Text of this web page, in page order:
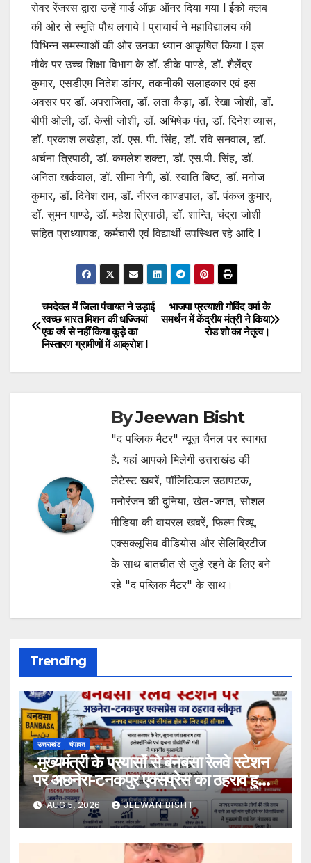
रोवर रेंजरस द्वारा उन्हें गार्ड ऑफ़ ऑनर दिया गया l ईको क्लब
की ओर से स्मृति पौध लगाये l प्राचार्य ने महाविद्यालय की
विभिन्न समस्याओं की ओर उनका ध्यान आकृषित किया l इस
मौके पर उच्च शिक्षा विभाग के डॉ. डीके पाण्डे, डॉ. शैलेंद्र
कुमार, एसडीएम नितेश डांगर, तकनीकी सलाहकार एवं इस
अवसर पर डॉ. अपराजिता, डॉ. लता कैड़ा, डॉ. रेखा जोशी, डॉ.
बीपी ओली, डॉ. केसी जोशी, डॉ. अभिषेक पंत, डॉ. दिनेश व्यास,
डॉ. प्रकाश लखेड़ा, डॉ. एस. पी. सिंह, डॉ. रवि सनवाल, डॉ.
अर्चना त्रिपाठी, डॉ. कमलेश शक्टा, डॉ. एस.पी. सिंह, डॉ.
अनिता खर्कवाल, डॉ. सीमा नेगी, डॉ. स्वाति बिष्ट, डॉ. मनोज
कुमार, डॉ. दिनेश राम, डॉ. नीरज काण्डपाल, डॉ. पंकज कुमार,
डॉ. सुमन पाण्डे, डॉ. महेश त्रिपाठी, डॉ. शान्ति, चंद्रा जोशी
सहित प्राध्यापक, कर्मचारी एवं विद्यार्थी उपस्थित रहे आदि l
Post
navigation
भाजपा प्रत्याशी गोविंद वर्मा के
समर्थन में केंद्रीय मंत्री ने किया
रोड शो का नेतृत्व।
चमदेवल में जिला पंचायत ने उड़ाई
स्वच्छ भारत मिशन की धज्जियां
एक वर्ष से नहीं किया कूड़े का
निस्तारण ग्रामीणों में आक्रोश l
ByJeewan Bisht
"द पब्लिक मैटर" न्यूज़ चैनल पर स्वागत
है. यहां आपको मिलेगी उत्तराखंड की
लेटेस्ट खबरें, पॉलिटिकल उठापटक,
मनोरंजन की दुनिया, खेल-जगत, सोशल
मीडिया की वायरल खबरें, फिल्म रिव्यू,
एक्सक्लूसिव वीडियोस और सेलिब्रिटीज
के साथ बातचीत से जुड़े रहने के लिए बने
रहे "द पब्लिक मैटर" के साथ।
Trending
उत्तराखंड चंपावत
.मुख्यमंत्री के प्रयासों से बनबसा रेलवे स्टेशन
पर अछनेरा-टनकपुर एक्सप्रेस का ठहराव हुआ
स्वीकृत
AUG 5, 2026 JEEWAN BISHT